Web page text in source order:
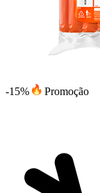
-15% Promoção